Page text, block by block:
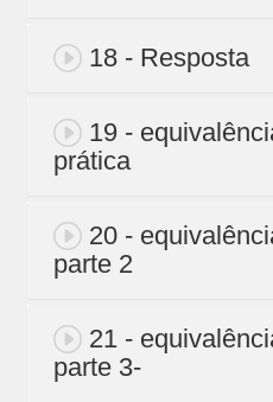
18 - Resposta
19 -
prática
20 -
parte 2
21 -
parte 3-